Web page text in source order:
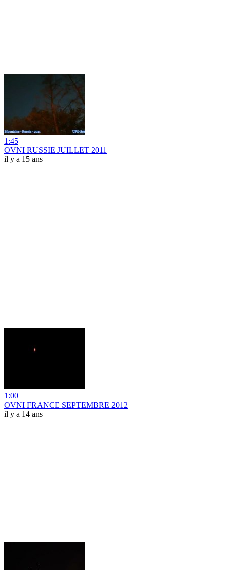
1:45
OVNI RUSSIE JUILLET 2011
il y a 15 ans
1:00
OVNI FRANCE SEPTEMBRE 2012
il y a 14 ans